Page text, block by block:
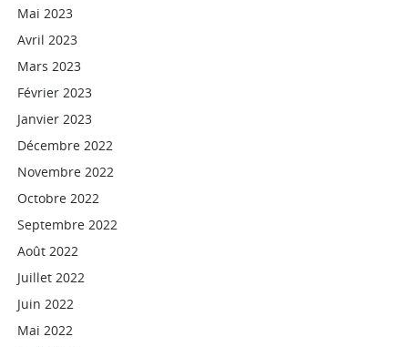
Mai 2023
Avril 2023
Mars 2023
Février 2023
Janvier 2023
Décembre 2022
Novembre 2022
Octobre 2022
Septembre 2022
Août 2022
Juillet 2022
Juin 2022
Mai 2022